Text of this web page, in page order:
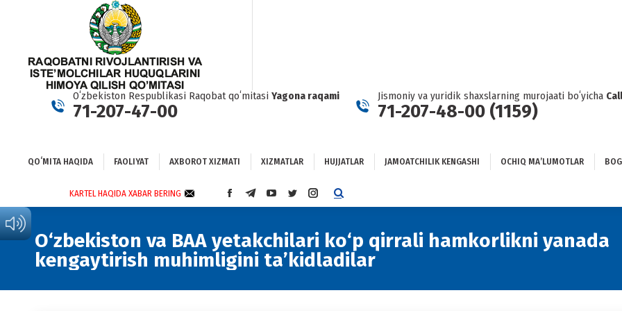
Oʻzbekiston Respublikasi Raqobat qoʻmitasi Yagona raqami
71-207-47-00
Jismoniy va yuridik shaxslarning murojaati boʻyicha
71-207-48-00 (1159)
QOʻMITA HAQIDA FAOLIYAT AXBOROT XIZMATI XIZMATLAR HUJJATLAR JAMOATCHILIK KENGASHI OCHIQ MAʼLUMOTLAR
KARTEL HAQIDA XABAR BERING
FACEBOOK
IN
NEW
WINDOW
TELEGRAM
IN
NEW
WINDOW
YOUTUBE
IN
NEW
WINDOW
TWITTER
IN
NEW
WINDOW
INSTAGRAM
IN
NEW
WINDOW
O‘zbekiston va BAA yetakchilari ko‘p qirrali hamkorlikni yanada
kengaytirish muhimligini ta’kidladilar
QOʻMITA HAQIDA FAOLIYAT